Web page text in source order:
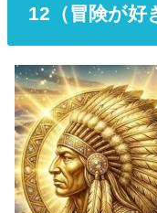
12（冒険が好